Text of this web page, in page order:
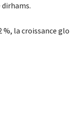
dirhams.
la croissance